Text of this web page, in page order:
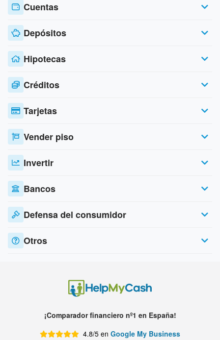
Cuentas
Depósitos
Hipotecas
Créditos
Tarjetas
Vender piso
Invertir
Bancos
Defensa del consumidor
Otros
¡Comparador financiero nº1 en España!
4.8/5 en Google My Business